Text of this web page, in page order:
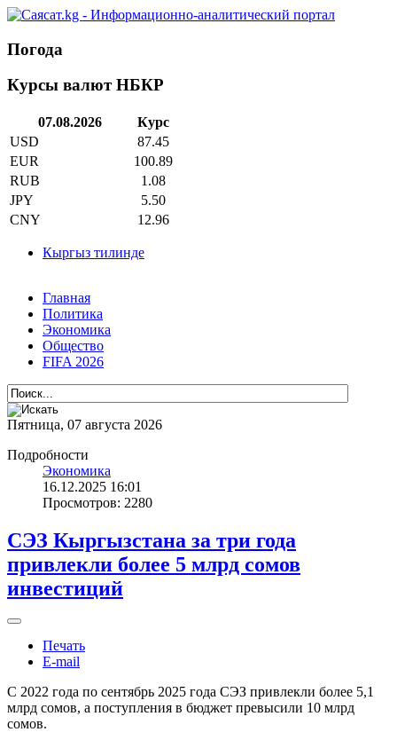
Погода
Курсы валют НБКР
07.08.2026
Курс
USD
87.45
EUR
100.89
RUB
1.08
JPY
5.50
CNY
12.96
Кыргыз тилинде
Главная
Политика
Экономика
Общество
FIFA 2026
Пятница, 07 августа 2026
Подробности
Экономика
16.12.2025 16:01
Просмотров: 2280
СЭЗ Кыргызстана за три года
привлекли более 5 млрд сомов
инвестиций
Печать
E-mail
С 2022 года по сентябрь 2025 года СЭЗ привлекли более 5,1
млрд сомов, а поступления в бюджет превысили 10 млрд
сомов.